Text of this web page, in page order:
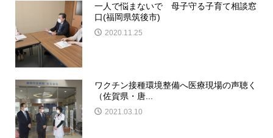
一人で悩まないで 母子守る子育て相談窓
口(福岡県筑後市)
2020.11.25
ワクチン接種環境整備へ医療現場の声聴く
（佐賀県・唐...
2021.03.10